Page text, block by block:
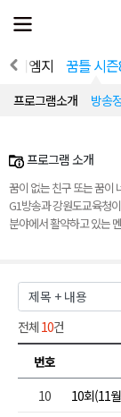
전
체
뉴
열디엠지 꿈틀 시
프로그램소개 방송
프로그램 소개
꿈이 없는 친구 또는 꿈이
G1방송과 강원도교육청
분야에서 활약하고 있는
전체 10건
번호
10
10회(11